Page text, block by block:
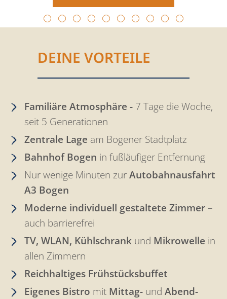
DEINE VORTEILE
Familiäre Atmosphäre - 7 Tage die Woche,
seit 5 Generationen
Zentrale Lage am Bogener Stadt­platz
Bahnhof Bogen in fußläufiger Entfernung
Nur wenige Minuten zurAuto­bahn­aus­fahrt
A3 Bogen
Moderne individuell gestaltete Zimmer–
auch barrierefrei
TV, WLAN, Kühlschrank und Mikrowelle in
allen Zimmern
Reichhaltiges Frühstücksbuffet
Eigenes Bistro mit Mittag- und Abend­